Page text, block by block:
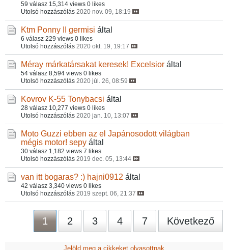
59 válasz 15,314 views 0 likes
Utolsó hozzászólás 2020 nov. 09, 18:19
Ktm Ponny II germisi által
6 válasz 229 views 0 likes
Utolsó hozzászólás 2020 okt. 19, 19:17
Méray márkatársakat keresek! Excelsior által
54 válasz 8,594 views 0 likes
Utolsó hozzászólás 2020 júl. 26, 08:59
Kovrov K-55 Tonybacsi által
28 válasz 10,277 views 0 likes
Utolsó hozzászólás 2020 jan. 10, 13:07
Moto Guzzi ebben az el Japánosodott világban
mégis motor! sepy által
30 válasz 1,182 views 7 likes
Utolsó hozzászólás 2019 dec. 05, 13:44
van itt bogaras? :) hajni0912 által
42 válasz 3,340 views 0 likes
Utolsó hozzászólás 2019 szept. 06, 21:37
1 2 3 4 7 Következő
Jelöld meg a cikkeket olvasottnak